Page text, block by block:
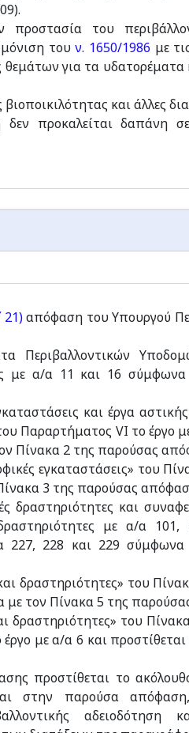
προστασία του
τουν. 1650/1986 με
για τα υδατορέματα
και άλλες
προκαλείται δαπάνη
21)απόφαση του Υπουργού
Περιβαλλοντικών
με α/α 11 και 16
και έργα
Παραρτήματος VI το έργο
Πίνακα 2 της παρούσας
εγκαταστάσεις» του
3 της παρούσας
και
με α/α 101,
α 227, 228 και 229
δραστηριότητες» του
με τον Πίνακα 5 της
δραστηριότητες» του
με α/α 6 και
προστίθεται το
στην παρούσα
αδειοδότηση